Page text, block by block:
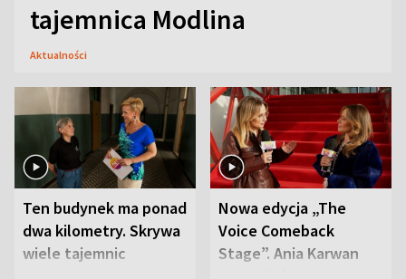
tajemnica Modlina
Aktualności
Ten budynek ma ponad
dwa kilometry. Skrywa
wiele tajemnic
Nowa edycja „The
Voice Comeback
Stage”. Ania Karwan